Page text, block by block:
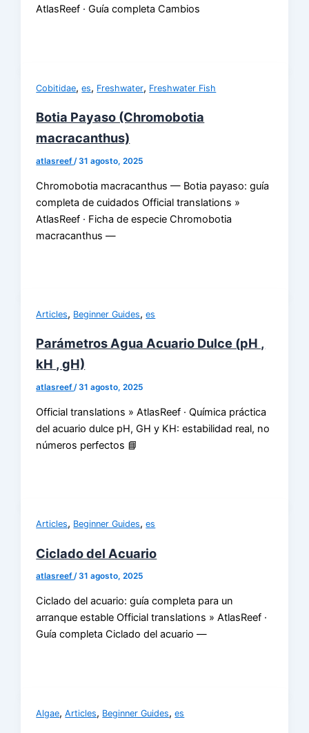
AtlasReef · Guía completa Cambios
Cobitidae,es, Freshwater, Freshwater Fish
Botia Payaso (Chromobotia
macracanthus)
atlasreef/31 agosto, 2025
Chromobotia macracanthus — Botia payaso: guía
completa de cuidados Official translations »
AtlasReef · Ficha de especie Chromobotia
macracanthus —
Articles, Beginner Guides,es
Parámetros Agua Acuario Dulce (pH ,
kH , gH)
atlasreef/31 agosto, 2025
Official translations » AtlasReef · Química práctica
del acuario dulce pH, GH y KH: estabilidad real, no
números perfectos 📘
Articles, Beginner Guides,es
Ciclado del Acuario
atlasreef/31 agosto, 2025
Ciclado del acuario: guía completa para un
arranque estable Official translations » AtlasReef ·
Guía completa Ciclado del acuario —
Algae,Articles, Beginner Guides,es